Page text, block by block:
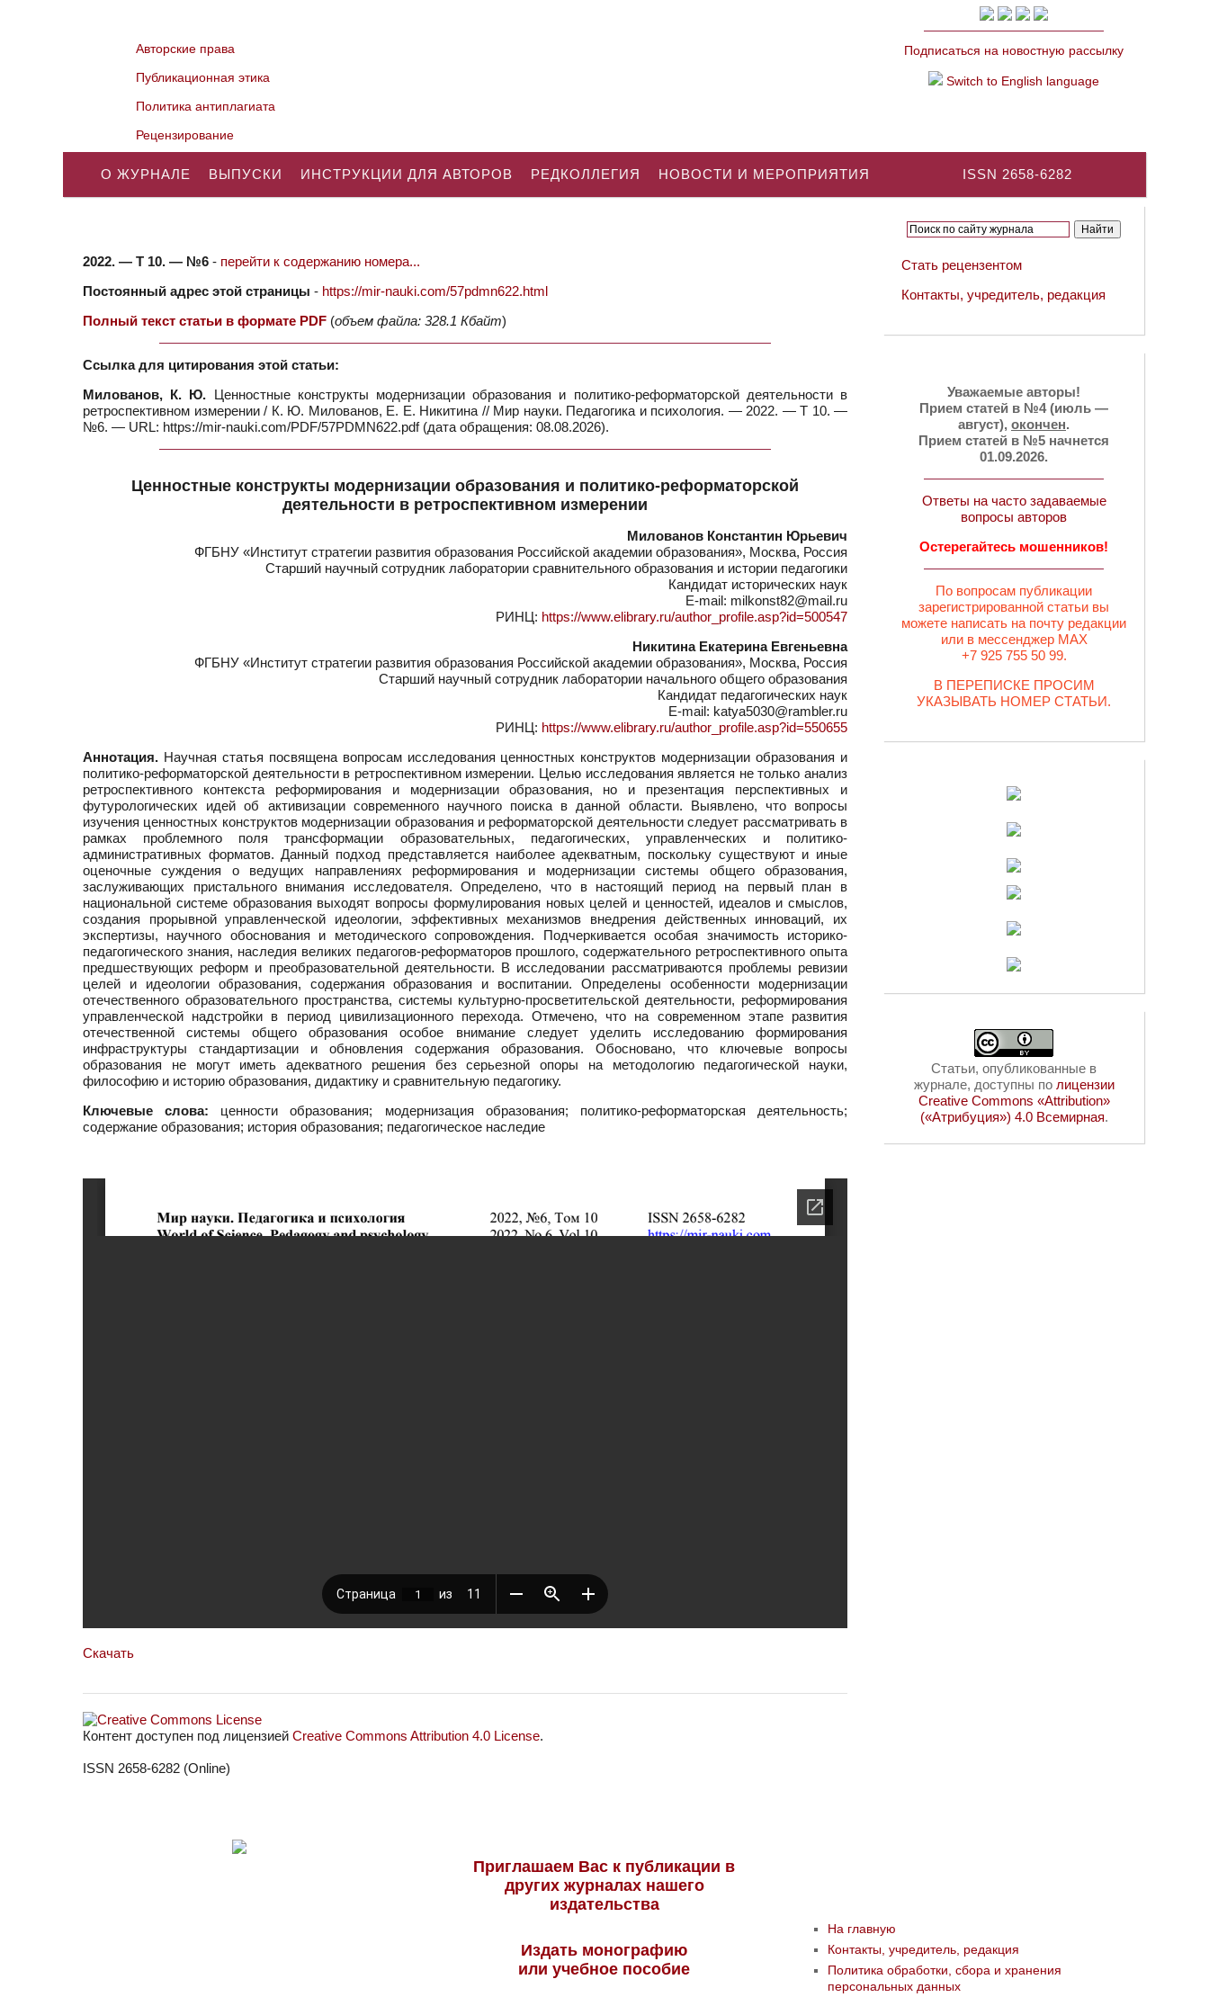
Авторские права
Публикационная этика
Политика антиплагиата
Рецензирование
Подписаться на новостную рассылку
Switch to English language
ISSN 2658-6282
О ЖУРНАЛЕ ВЫПУСКИ ИНСТРУКЦИИ ДЛЯ АВТОРОВ РЕДКОЛЛЕГИЯ НОВОСТИ И МЕРОПРИЯТИЯ
2022. — Т 10. — №6 - перейти к содержанию номера...
Постоянный адрес этой страницы - https://mir-nauki.com/57pdmn622.html
Полный текст статьи в формате PDF (объем файла: 328.1 Кбайт)
Ссылка для цитирования этой статьи:
Милованов, К. Ю. Ценностные конструкты модернизации образования и политико-реформаторской деятельности в
ретроспективном измерении / К. Ю. Милованов, Е. Е. Никитина // Мир науки. Педагогика и психология. — 2022. — Т 10. —
№6. — URL: https://mir-nauki.com/PDF/57PDMN622.pdf (дата обращения: 08.08.2026).
Ценностные конструкты модернизации образования и политико-реформаторской
деятельности в ретроспективном измерении
Милованов Константин Юрьевич
ФГБНУ «Институт стратегии развития образования Российской академии образования», Москва, Россия
Старший научный сотрудник лаборатории сравнительного образования и истории педагогики
Кандидат исторических наук
E-mail: milkonst82@mail.ru
РИНЦ: https://www.elibrary.ru/author_profile.asp?id=500547
Никитина Екатерина Евгеньевна
ФГБНУ «Институт стратегии развития образования Российской академии образования», Москва, Россия
Старший научный сотрудник лаборатории начального общего образования
Кандидат педагогических наук
E-mail: katya5030@rambler.ru
РИНЦ: https://www.elibrary.ru/author_profile.asp?id=550655
Аннотация. Научная статья посвящена вопросам исследования ценностных конструктов модернизации образования и
политико-реформаторской деятельности в ретроспективном измерении. Целью исследования является не только анализ
ретроспективного контекста реформирования и модернизации образования, но и презентация перспективных и
футурологических идей об активизации современного научного поиска в данной области. Выявлено, что вопросы
изучения ценностных конструктов модернизации образования и реформаторской деятельности следует рассматривать в
рамках проблемного поля трансформации образовательных, педагогических, управленческих и политико-
административных форматов. Данный подход представляется наиболее адекватным, поскольку существуют и иные
оценочные суждения о ведущих направлениях реформирования и модернизации системы общего образования,
заслуживающих пристального внимания исследователя. Определено, что в настоящий период на первый план в
национальной системе образования выходят вопросы формулирования новых целей и ценностей, идеалов и смыслов,
создания прорывной управленческой идеологии, эффективных механизмов внедрения действенных инноваций, их
экспертизы, научного обоснования и методического сопровождения. Подчеркивается особая значимость историко-
педагогического знания, наследия великих педагогов-реформаторов прошлого, содержательного ретроспективного опыта
предшествующих реформ и преобразовательной деятельности. В исследовании рассматриваются проблемы ревизии
целей и идеологии образования, содержания образования и воспитании. Определены особенности модернизации
отечественного образовательного пространства, системы культурно-просветительской деятельности, реформирования
управленческой надстройки в период цивилизационного перехода. Отмечено, что на современном этапе развития
отечественной системы общего образования особое внимание следует уделить исследованию формирования
инфраструктуры стандартизации и обновления содержания образования. Обосновано, что ключевые вопросы
образования не могут иметь адекватного решения без серьезной опоры на методологию педагогической науки,
философию и историю образования, дидактику и сравнительную педагогику.
Ключевые слова: ценности образования; модернизация образования; политико-реформаторская деятельность;
содержание образования; история образования; педагогическое наследие
Скачать
Контент доступен под лицензией Creative Commons Attribution 4.0 License.
ISSN 2658-6282 (Online)
Стать рецензентом
Контакты, учредитель, редакция
Уважаемые авторы!
Прием статей в №4 (июль —
август), окончен.
Прием статей в №5 начнется
01.09.2026.
Ответы на часто задаваемые
вопросы авторов
Остерегайтесь мошенников!
По вопросам публикации
зарегистрированной статьи вы
можете написать на почту редакции
или в мессенджер MAX
+7 925 755 50 99.
В ПЕРЕПИСКЕ ПРОСИМ
УКАЗЫВАТЬ НОМЕР СТАТЬИ.
Статьи, опубликованные в
журнале, доступны по лицензии
Creative Commons «Attribution»
(«Атрибуция») 4.0 Всемирная.
Приглашаем Вас к публикации в
других журналах нашего
издательства
Издать монографию
или учебное пособие
На главную
Контакты, учредитель, редакция
Политика обработки, сбора и хранения
персональных данных